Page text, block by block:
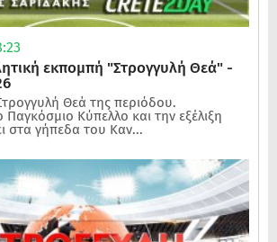
εκπομπή "Στρογγυλή Θεά" -
Θεά της περιόδου.
Κύπελλο και την εξέλιξη
στα γήπεδα του Καν...